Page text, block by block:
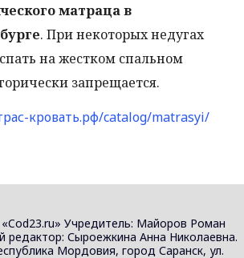
матраца в
. При некоторых недугах
на жестком спальном
запрещается.
кровать.рф/catalog/matrasyi/
Учредитель: Майоров Роман
редактор: Сыроежкина Анна Николаевна.
Мордовия, город Саранск, ул.